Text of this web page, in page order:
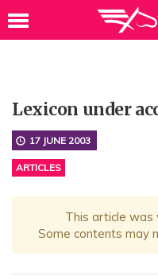
Lexicon under
17 JUNE 2003
ARTICLES
This article was
Some contents may